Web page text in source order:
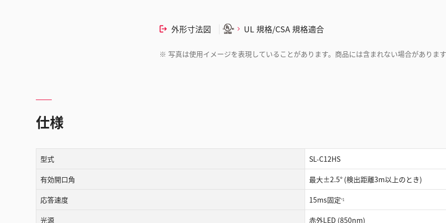
外形寸法図 UL 規格/CSA 規格適合
※ 写真は使用イメージを表現していることがあります。商品には含まれない場合がありま
仕様
型式 SL-C12HS
有効開口角 最大±2.5° (検出距離3m以上のとき)
応答速度 15ms固定*1
光源 赤外LED (850nm)